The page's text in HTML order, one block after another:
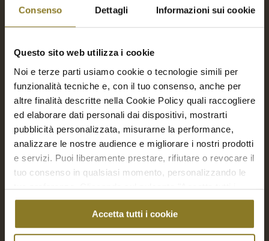
Consenso Dettagli Informazioni sui cookie
Questo sito web utilizza i cookie
Noi e terze parti usiamo cookie o tecnologie simili per
funzionalità tecniche e, con il tuo consenso, anche per
altre finalità descritte nella Cookie Policy quali raccogliere
ed elaborare dati personali dai dispositivi, mostrarti
pubblicità personalizzata, misurarne la performance,
analizzare le nostre audience e migliorare i nostri prodotti
e servizi. Puoi liberamente prestare, rifiutare o revocare il
tuo consenso in qualsiasi momento, personalizzando le
tue preferenze. Cliccando sul pulsante "Accetta tutti i
cookie" acconsenti all'uso di tali tecnologie per tutte le
finalità indicate. Cliccando sul pulsante "Accetta cookie
tecnici" acconsenti all'uso dei soli cookie tecnici.
Accetta tutti i cookie
Piccola Pasticceria salata | 24 Pz.
€30,00
Aggiungi a Richiesta Preventivo
Aggiungi al carrello Mostra dettagli